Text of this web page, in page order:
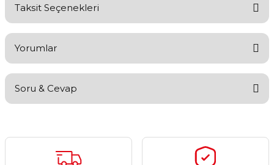
Taksit Seçenekleri
Yorumlar
Yorum Yaz
Soru & Cevap
Ürün hakkında henüz soru sorulmamış.